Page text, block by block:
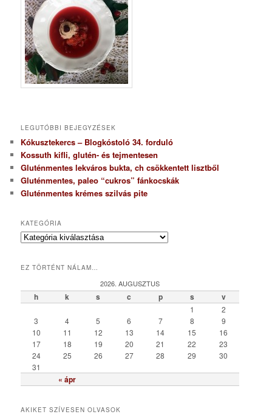
LEGUTÓBBI BEJEGYZÉSEK
Kókusztekercs – Blogkóstoló 34. forduló
Kossuth kifli, glutén- és tejmentesen
Gluténmentes lekváros bukta, ch csökkentett lisztből
Gluténmentes, paleo “cukros” fánkocskák
Gluténmentes krémes szilvás pite
KATEGÓRIA
K
e
ó
r
EZ TÖRTÉNT NÁLAM…
2026. AUGUSZTUS
h k s c p s v
« ápr
1
2
3
4 5 6 7 8
9
10
11 12 13 14 15
16
17
18 19 20 21 22
23
24
25 26 27 28 29
30
31
AKIKET SZÍVESEN OLVASOK